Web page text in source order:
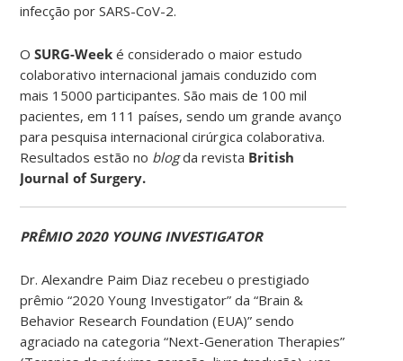
infecção por SARS-CoV-2.
OSURG-Week é considerado o maior estudo
colaborativo internacional jamais conduzido com
mais 15000 participantes. São mais de 100 mil
pacientes, em 111 países, sendo um grande avanço
para pesquisa internacional cirúrgica colaborativa.
Resultados estão no blogda revista British
Journal of Surgery.
PRÊMIO 2020 YOUNG INVESTIGATOR
Dr. Alexandre Paim Diaz recebeu o prestigiado
prêmio “2020 Young Investigator” da “Brain &
Behavior Research Foundation (EUA)” sendo
agraciado na categoria “Next-Generation Therapies”